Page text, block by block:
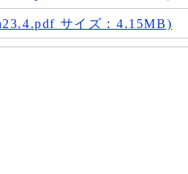
サイズ：4.15MB)